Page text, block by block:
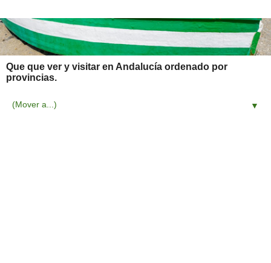
Que que ver y visitar en Andalucía ordenado por
provincias.
▼